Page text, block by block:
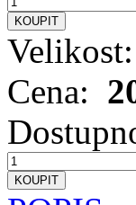
Velikost:
Cena: